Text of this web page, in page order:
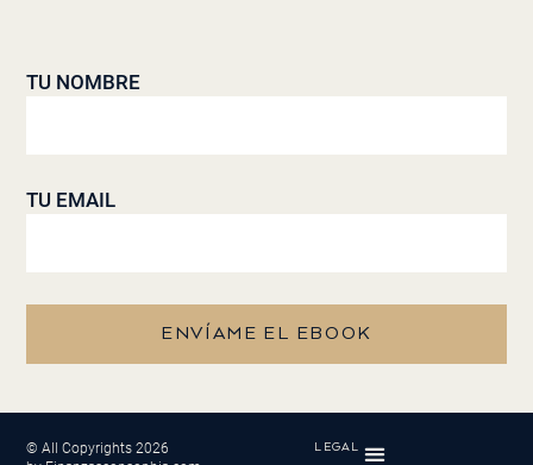
TU NOMBRE
TU EMAIL
ENVÍAME EL EBOOK
© All Copyrights 2026
LEGAL